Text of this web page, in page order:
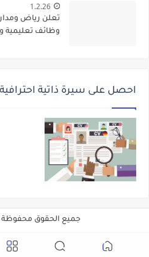
1.2.26
تعلن رياض
وظائف تعليمية
احصل على سيرة ذاتية احترافية
جميع الحقوق